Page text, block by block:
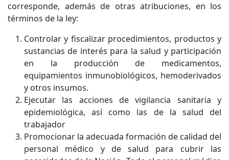
corresponde, además de otras atribuciones, en los
términos de la ley:
Controlar y fiscalizar procedimientos, productos y
sustancias de interés para la salud y participación
en la producción de medicamentos,
equipamientos inmunobiológicos, hemoderivados
y otros insumos.
Ejecutar las acciones de vigilancia sanitaria y
epidemiológica, así como las de la salud del
trabajador
Promocionar la adecuada formación de calidad del
personal médico y de salud para cubrir las